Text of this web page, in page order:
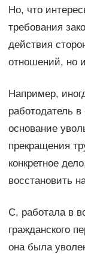
Но, что
требования
действия
отношений, но
Например,
работодатель
основание
прекращения
конкретное
восстановить
C. работала в
гражданского
она была